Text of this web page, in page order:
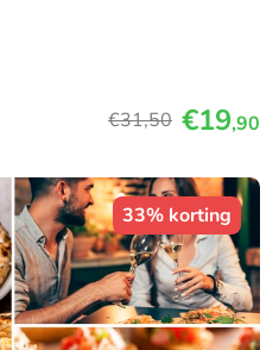
€31,50 €19,90
33% korting